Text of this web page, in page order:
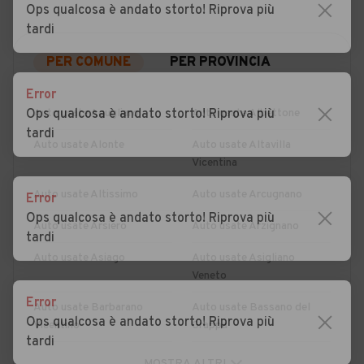
PER COMUNE PER PROVINCIA
Auto usate Agugliaro Auto usate Albettone
Vicentina
Auto usate Altissimo
Auto usate Arsiero Auto usate Arzignano
Auto usate Asiago
Auto usate Asigliano
Veneto
Auto usate Barbarano
Vicentino
Grappa
Ops qualcosa è andato storto! Riprova più
tardi
Error
Ops qualcosa è andato storto! Riprova più
tardi
Error
Ops qualcosa è andato storto! Riprova più
tardi
Error
Ops qualcosa è andato storto! Riprova più
tardi